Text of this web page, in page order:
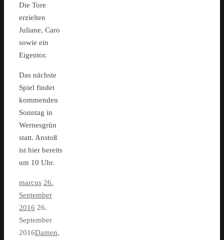
Die Tore
erzielten
Juliane, Caro
sowie ein
Eigentor.
Das nächste
Spiel findet
kommenden
Sonntag in
Wernesgrün
statt. Anstoß
ist hier bereits
um 10 Uhr.
marcus 26.
September
2016 26.
September
2016Damen,